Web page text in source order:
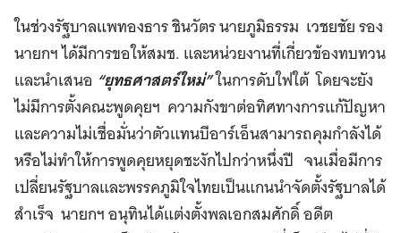
ในช่วงรัฐบาลแพทองธาร ชินวัตร นายภูมิธรรม เวชยชัย รอง
นายกฯ ได้มีการขอให้สมช. และหน่วยงานที่เกี่ยวข้องทบทวน
และนำเสนอ “ยุทธศาสตร์ใหม่”ในการดับใฟใต้ โดยจะยัง
ไม่มีการตั้งคณะพูดคุยฯ ความกังขาต่อทิศทางการแก้ปัญหา
และความไม่เชื่อมั่นว่าตัวแทนบีอาร์เอ็นสามารถคุมกำลังได้
หรือไม่ทำให้การพูดคุยหยุดชะงักไปกว่าหนึ่งปี จนเมื่อมีการ
เปลี่ยนรัฐบาลและพรรคภูมิใจไทยเป็นแกนนำจัดตั้งรัฐบาลได้
สำเร็จ นายกฯ อนุทินได้แต่งตั้งพลเอกสมศักดิ์ อดีต